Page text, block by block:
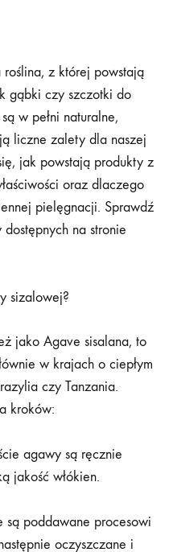
z której powstają
gąbki czy szczotki do
w pełni naturalne,
liczne zalety dla naszej
jak powstają produkty z
oraz dlaczego
pielęgnacji. Sprawdź
na stronie
sizalowej?
jako Agave sisalana, to
w krajach o ciepłym
czy Tanzania.
kroków:
agawy są ręcznie
jakość włókien.
są poddawane procesowi
oczyszczane i